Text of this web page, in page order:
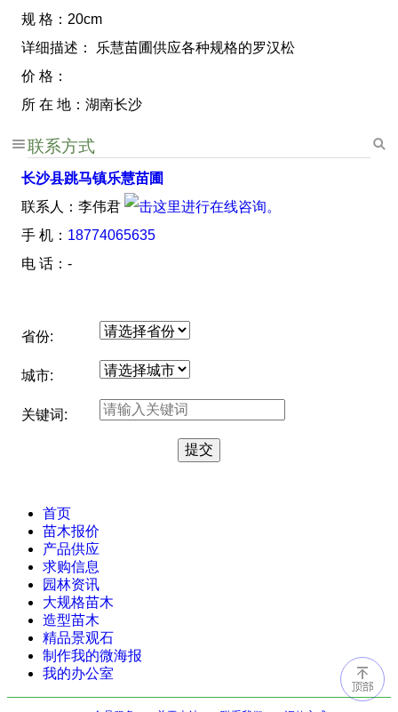
规 格：20cm
详细描述： 乐慧苗圃供应各种规格的罗汉松
价 格：
所 在 地：湖南长沙
联系方式
长沙县跳马镇乐慧苗圃
联系人：李伟君
手 机： 18774065635
电 话：-
省份:
城市:
关键词:
首页
苗木报价
产品供应
求购信息
园林资讯
大规格苗木
造型苗木
精品景观石
制作我的微海报
我的办公室